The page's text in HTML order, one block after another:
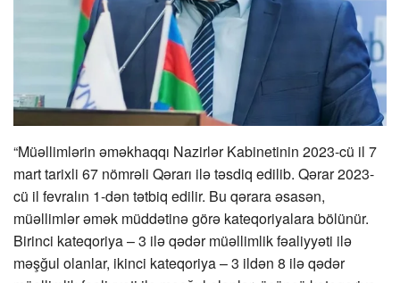
“Müəllimlərin əməkhaqqı Nazirlər Kabinetinin 2023-cü il 7
mart tarixli 67 nömrəli Qərarı ilə təsdiq edilib. Qərar 2023-
cü il fevralın 1-dən tətbiq edilir. Bu qərara əsasən,
müəllimlər əmək müddətinə görə kateqoriyalara bölünür.
Birinci kateqoriya – 3 ilə qədər müəllimlik fəaliyyəti ilə
məşğul olanlar, ikinci kateqoriya – 3 ildən 8 ilə qədər